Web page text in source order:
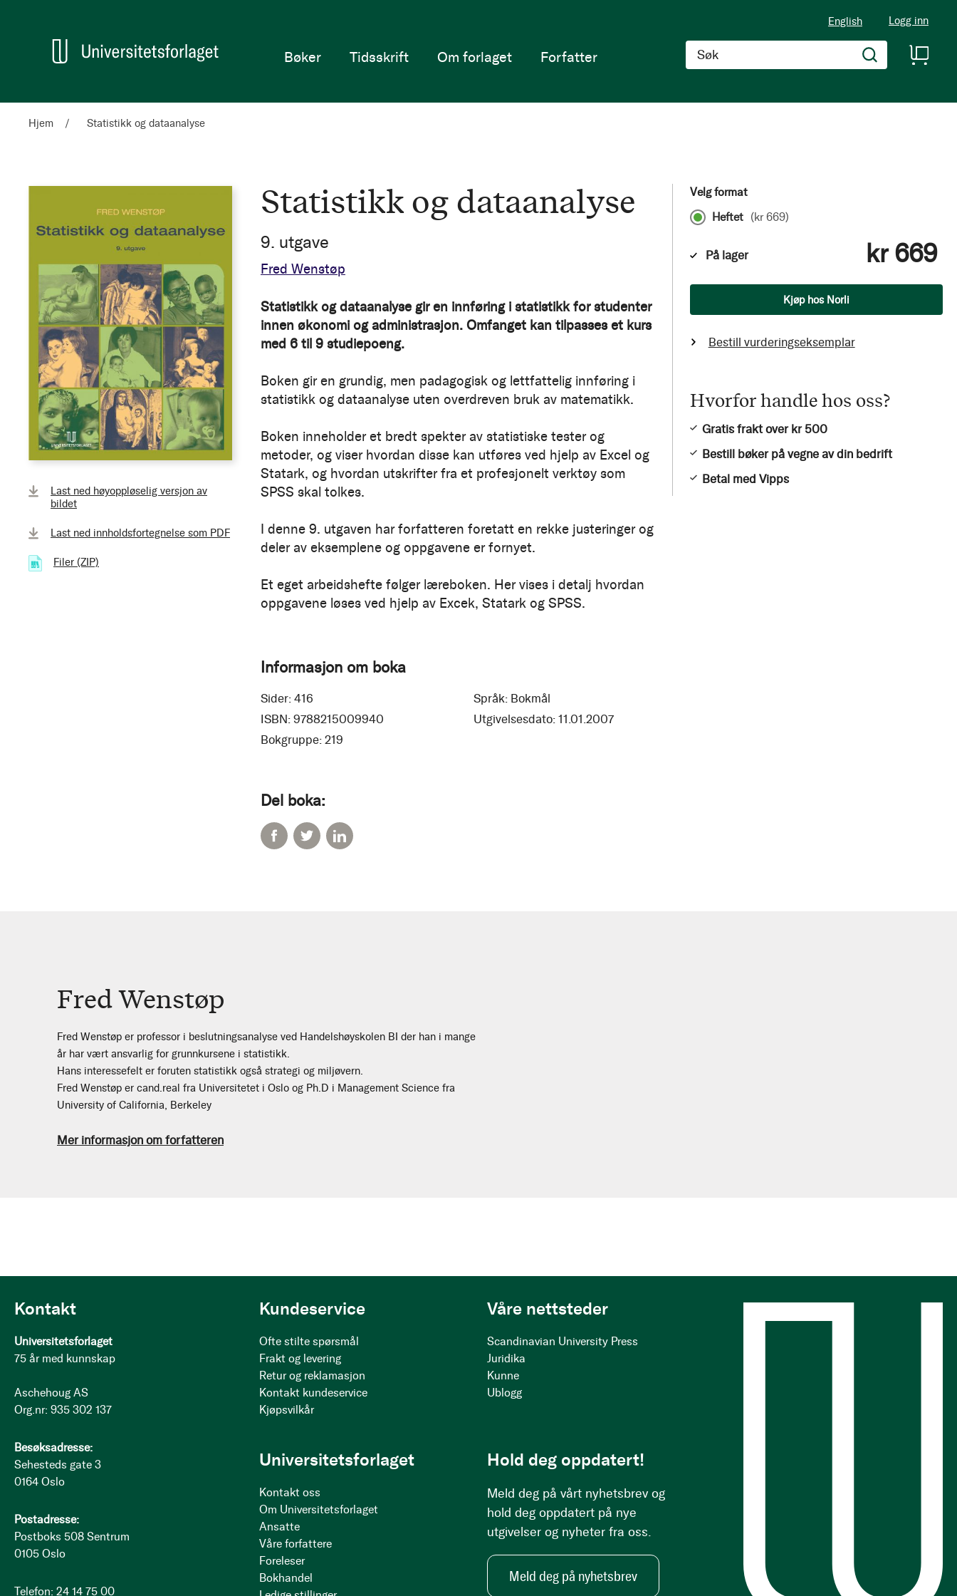
English Logg inn
Søk
Hjem
Bøker Tidsskrift Om forlaget Forfatter
Hjem Statistikk og dataanalyse
Last ned høyoppløselig versjon av
bildet
Last ned innholdsfortegnelse som PDF
Filer (ZIP)
Statistikk og dataanalyse
9. utgave
Fred Wenstøp
Statistikk og dataanalyse gir en innføring i statistikk for studenter
innen økonomi og administrasjon. Omfanget kan tilpasses et kurs
med 6 til 9 studiepoeng.
Boken gir en grundig, men padagogisk og lettfattelig innføring i
statistikk og dataanalyse uten overdreven bruk av matematikk.
Boken inneholder et bredt spekter av statistiske tester og
metoder, og viser hvordan disse kan utføres ved hjelp av Excel og
Statark, og hvordan utskrifter fra et profesjonelt verktøy som
SPSS skal tolkes.
I denne 9. utgaven har forfatteren foretatt en rekke justeringer og
deler av eksemplene og oppgavene er fornyet.
Et eget arbeidshefte følger læreboken. Her vises i detalj hvordan
oppgavene løses ved hjelp av Excek, Statark og SPSS.
Informasjon om boka
Sider: 416 Språk: Bokmål
ISBN: 9788215009940 Utgivelsesdato: 11.01.2007
Bokgruppe: 219
Del boka:
Velg format
Heftet (kr 669)
På lager kr 669
Kjøp hos Norli
Bestill vurderingseksemplar
Hvorfor handle hos oss?
Gratis frakt over kr 500
Bestill bøker på vegne av din bedrift
Betal med Vipps
Fred Wenstøp
Fred Wenstøp er professor i beslutningsanalyse ved Handelshøyskolen BI der han i mange
år har vært ansvarlig for grunnkursene i statistikk.
Hans interessefelt er foruten statistikk også strategi og miljøvern.
Fred Wenstøp er cand.real fra Universitetet i Oslo og Ph.D i Management Science fra
University of California, Berkeley
Mer informasjon om forfatteren
Kontakt
Universitetsforlaget
75 år med kunnskap
Aschehoug AS
Org.nr: 935 302 137
Besøksadresse:
Sehesteds gate 3
0164 Oslo
Postadresse:
Postboks 508 Sentrum
0105 Oslo
Telefon: 24 14 75 00
Kundeservice
Ofte stilte spørsmål
Frakt og levering
Retur og reklamasjon
Kontakt kundeservice
Kjøpsvilkår
Våre nettsteder
Scandinavian University Press
Juridika
Kunne
Ublogg
Universitetsforlaget
Kontakt oss
Om Universitetsforlaget
Ansatte
Våre forfattere
Foreleser
Bokhandel
Hold deg oppdatert!
Meld deg på vårt nyhetsbrev og
hold deg oppdatert på nye
utgivelser og nyheter fra oss.
Meld deg på nyhetsbrev